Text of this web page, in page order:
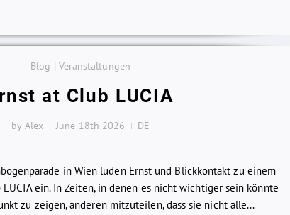
Blog | Veranstaltungen
at Club LUCIA
by Alex June 18th 2026 DE
in Wien luden Ernst und Blickkontakt zu einem
ein. In Zeiten, in denen es nicht wichtiger sein könnte
zu zeigen, anderen mitzuteilen, dass sie nicht alle...